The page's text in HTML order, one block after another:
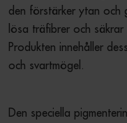
den förstärker ytan och
lösa träfibrer och
Produkten innehåller
och svartmögel.
Den speciella